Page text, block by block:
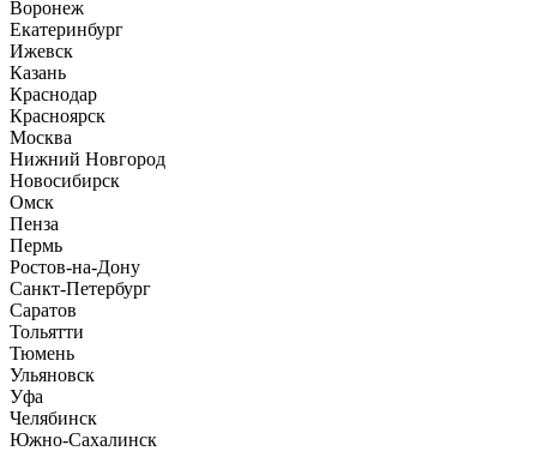
Воронеж
Екатеринбург
Ижевск
Казань
Краснодар
Красноярск
Москва
Нижний Новгород
Новосибирск
Омск
Пенза
Пермь
Ростов-на-Дону
Санкт-Петербург
Саратов
Тольятти
Тюмень
Ульяновск
Уфа
Челябинск
Южно-Сахалинск